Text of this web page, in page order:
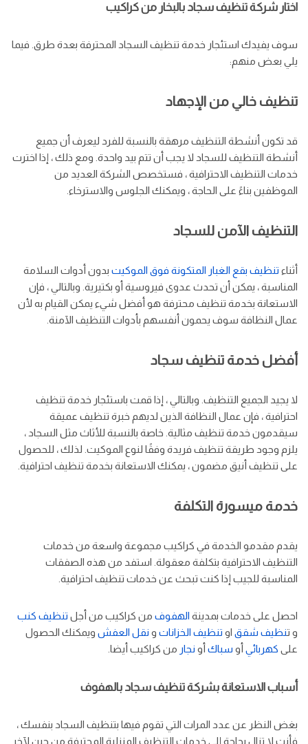
اختار شركة تنظيف سجاد بالبخار من كراكيب
سوف يفيدك استئجار خدمة تنظيف السجاد المحترفة بعدة طرق. فيما
يلي بعض منهم:
تنظيف خالي من الإجهاد
قد تكون أنشطة التنظيف مرهقة بالنسبة للفرد ليعرف أن جميع
أنشطة التنظيف للسجاد لا يجب أن تتم بيد واحدة. ومع ذلك ، إذا اخترت
خدمات التنظيف الاحترافية ، فستخصص الشركة العديد من
الموظفين بناءً على الحاجة ، ويمكنك الجلوس والاسترخاء.
التنظيف الآمن للسجاد
أثناء تنظيف بقع الغبار المتكونة فوق الموكيت بدون أدوات السلامة
المناسبة ، يمكن أن تحدث عدوى فيروسية أو بكتيرية. وبالتالي ، فإن
الاستعانة بخدمة تنظيف محترفة هو أفضل شيء يمكن القيام به لأن
عمال النظافة سوف يحمون أنفسهم بأدوات التنظيف الآمنة.
أفضل خدمة تنظيف سجاد
لا يجيد الجميع التنظيف. وبالتالي ، إذا قمت باستئجار خدمة تنظيف
احترافية ، فإن عمال النظافة الذين لديهم خبرة تنظيف عميقة
سيقدمون خدمة تنظيف مثالية. خاصة بالنسبة للأثاث مثل السجاد ،
يلزم وجود طريقة تنظيف فريدة وفقًا لنوع الموكيت. لذلك ، للحصول
على تنظيف أنيق مضمون ، يمكنك الاستعانة بخدمة تنظيف احترافية.
خدمة ميسورة التكلفة
يقدم مقدمو الخدمة في كراكيب مجموعة واسعة من خدمات
التنظيف الاحترافية بتكلفة معقولة. استفد من هذه الصفقات
المناسبة للجيب إذا كنت تبحث عن خدمات تنظيف احترافية.
احصل على خدمات بمدينة الهفوف من كراكيب من أجل تنظيف كنب
و تنظيف شقق او تنظيف الخزانات و نقل العفش ويمكنك الحصول
على كهربائي أو سباك أو نجار من كراكيب أيضا.
أسباب الاستعانة بشركة تنظيف سجاد بالهفوف
بغض النظر عن عدد المرات التي تقوم فيها بتنظيف السجاد بنفسك ،
فأنت لا تزال بحاجة إلى خدمات التنظيف المنزلية المحترفة من حين لآخر